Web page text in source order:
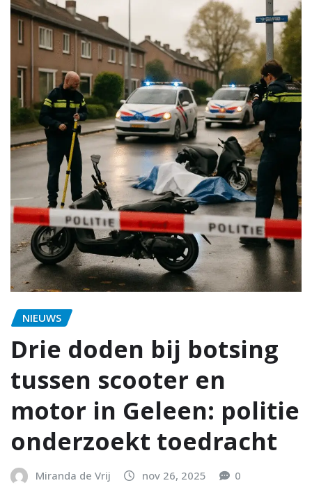
NIEUWS
Drie doden bij botsing
tussen scooter en
motor in Geleen: politie
onderzoekt toedracht
Miranda de Vrij nov 26, 2025 0